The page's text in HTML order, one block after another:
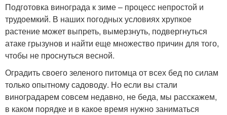
Подготовка винограда к зиме – процесс непростой и
трудоемкий. В наших погодных условиях хрупкое
растение может выпреть, вымерзнуть, подвергнуться
атаке грызунов и найти еще множество причин для того,
чтобы не проснуться весной.
Оградить своего зеленого питомца от всех бед по силам
только опытному садоводу. Но если вы стали
виноградарем совсем недавно, не беда, мы расскажем,
в каком порядке и в какое время нужно заниматься